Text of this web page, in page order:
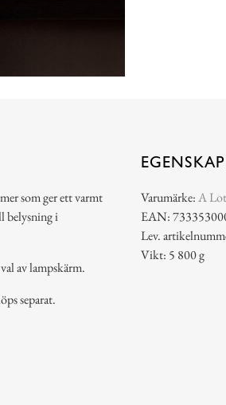
som ger ett varmt
belysning i
av lampskärm.
separat.
Varumärke:A
EAN:
Lev.
Vikt: 5 800 g